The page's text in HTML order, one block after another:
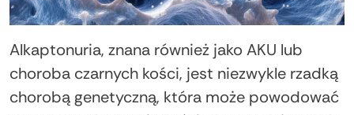
Alkaptonuria, znana również jako AKU lub
choroba czarnych kości, jest niezwykle rzadką
chorobą genetyczną, która może powodować